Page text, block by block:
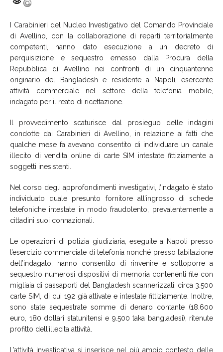
I Carabinieri del Nucleo Investigativo del Comando Provinciale
di Avellino, con la collaborazione di reparti territorialmente
competenti, hanno dato esecuzione a un decreto di
perquisizione e sequestro emesso dalla Procura della
Repubblica di Avellino nei confronti di un cinquantenne
originario del Bangladesh e residente a Napoli, esercente
attività commerciale nel settore della telefonia mobile,
indagato per il reato di ricettazione.
Il provvedimento scaturisce dal prosieguo delle indagini
condotte dai Carabinieri di Avellino, in relazione ai fatti che
qualche mese fa avevano consentito di individuare un canale
illecito di vendita online di carte SIM intestate fittiziamente a
soggetti inesistenti.
Nel corso degli approfondimenti investigativi, l’indagato è stato
individuato quale presunto fornitore all’ingrosso di schede
telefoniche intestate in modo fraudolento, prevalentemente a
cittadini suoi connazionali.
Le operazioni di polizia giudiziaria, eseguite a Napoli presso
l’esercizio commerciale di telefonia nonché presso l’abitazione
dell’indagato, hanno consentito di rinvenire e sottoporre a
sequestro numerosi dispositivi di memoria contenenti file con
migliaia di passaporti del Bangladesh scannerizzati, circa 3.500
carte SIM, di cui 192 già attivate e intestate fittiziamente. Inoltre,
sono state sequestrate somme di denaro contante (18.600
euro, 180 dollari statunitensi e 9.500 taka bangladesi), ritenute
profitto dell’illecita attività.
L’attività investigativa si inserisce nel più ampio contesto delle